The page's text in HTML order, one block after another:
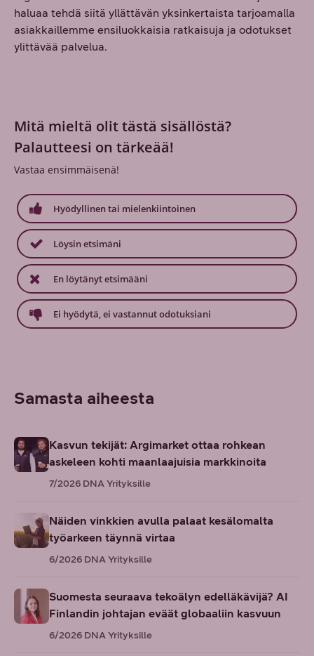
haluaa tehdä siitä yllättävän yksinkertaista tarjoamalla
asiakkaillemme ensiluokkaisia ratkaisuja ja odotukset
ylittävää palvelua.
Mitä mieltä olit tästä sisällöstä?
Palautteesi on tärkeää!
Vastaa ensimmäisenä!
Hyödyllinen tai mielenkiintoinen
Löysin etsimäni
En löytänyt etsimääni
Ei hyödytä, ei vastannut odotuksiani
Samasta aiheesta
Kasvun tekijät: Argimarket ottaa rohkean
askeleen kohti maanlaajuisia markkinoita
7/2026 DNA Yrityksille
Näiden vinkkien avulla palaat kesälomalta
työarkeen täynnä virtaa
6/2026 DNA Yrityksille
Suomesta seuraava tekoälyn edelläkävijä? AI
Finlandin johtajan eväät globaaliin kasvuun
6/2026 DNA Yrityksille